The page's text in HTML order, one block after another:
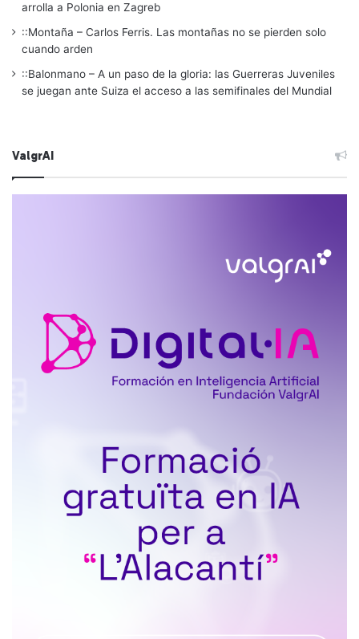
arrolla a Polonia en Zagreb
::Montaña – Carlos Ferris. Las montañas no se pierden solo
cuando arden
::Balonmano – A un paso de la gloria: las Guerreras Juveniles
se juegan ante Suiza el acceso a las semifinales del Mundial
ValgrAI